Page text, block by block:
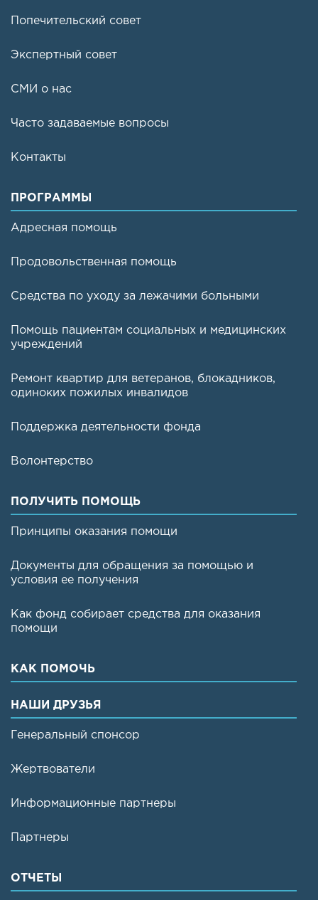
Попечительский совет
Экспертный совет
СМИ о нас
Часто задаваемые вопросы
Контакты
ПРОГРАММЫ
Адресная помощь
Продовольственная помощь
Средства по уходу за лежачими больными
Помощь пациентам социальных и медицинских
учреждений
Ремонт квартир для ветеранов, блокадников,
одиноких пожилых инвалидов
Поддержка деятельности фонда
Волонтерство
ПОЛУЧИТЬ ПОМОЩЬ
Принципы оказания помощи
Документы для обращения за помощью и
условия ее получения
Как фонд собирает средства для оказания
помощи
КАК ПОМОЧЬ
НАШИ ДРУЗЬЯ
Генеральный спонсор
Жертвователи
Информационные партнеры
Партнеры
ОТЧЕТЫ